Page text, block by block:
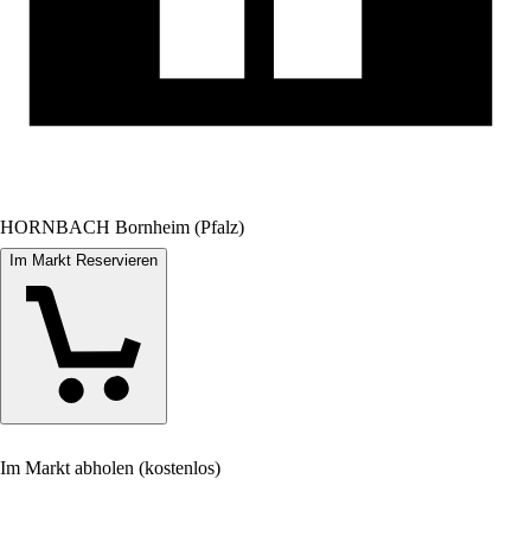
HORNBACH Bornheim (Pfalz)
Im Markt Reservieren
Im Markt abholen (kostenlos)